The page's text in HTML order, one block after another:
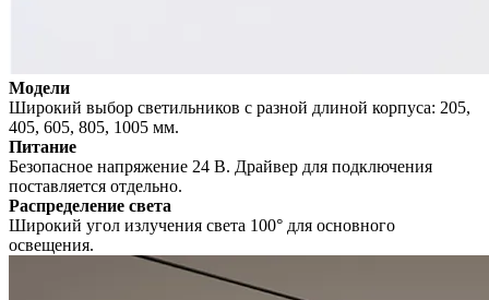
Модели
Широкий выбор светильников с разной длиной корпуса: 205,
405, 605, 805, 1005 мм.
Питание
Безопасное напряжение 24 В. Драйвер для подключения
поставляется отдельно.
Распределение света
Широкий угол излучения света 100° для основного
освещения.